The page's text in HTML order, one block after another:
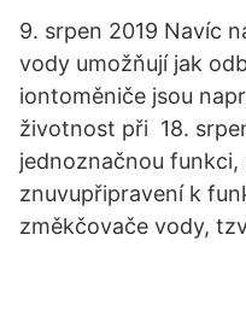
9. srpen 2019 Navíc
vody umožňují jak
iontoměniče jsou
životnost při 18.
jednoznačnou
znuvupřipravení k
změkčovače vody,